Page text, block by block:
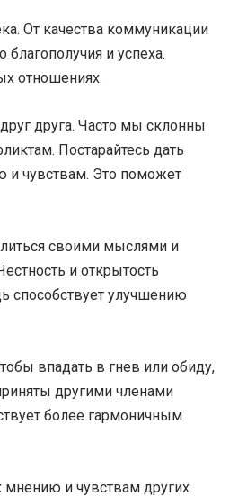
От качества коммуникации
и успеха.
отношениях.
друга. Часто мы склонны
Постарайтесь дать
и чувствам. Это поможет
своими мыслями и
и открытость
способствует улучшению
впадать в гнев или обиду,
другими членами
более гармоничным
и чувствам других